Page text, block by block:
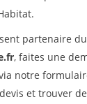
partenaire
, faites une
notre
et trouver